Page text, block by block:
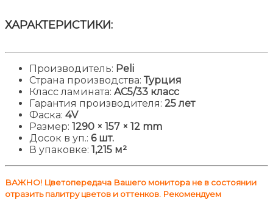
ХАРАКТЕРИСТИКИ:
Производитель: Peli
Страна производства: Турция
Класс ламината: AC5/33 класс
Гарантия производителя: 25 лет
Фаска: 4V
Размер: 1290 × 157 × 12 mm
Досок в уп.: 6 шт.
В упаковке: 1,215 м²
ВАЖНО! Цветопередача Вашего монитора не в состоянии
отразить палитру цветов и оттенков. Рекомендуем